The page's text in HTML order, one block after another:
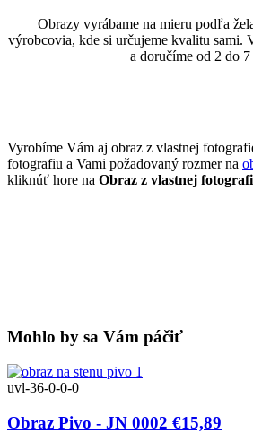
Obrazy vyrábame na mieru podľa
výrobcovia, kde si určujeme kvalitu sami.
a doručíme od 2 do
Vyrobíme Vám aj obraz z vlastnej
fotografiu a Vami požadovaný rozmer na
kliknúť hore na Obraz z vlastnej
Mohlo by sa Vám páčiť
uvl-36-0-0-0
Obraz Pivo - JN 0002 €15,89